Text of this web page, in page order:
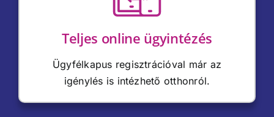
Teljes online ügyintézés
Ügyfélkapus regisztrációval már az
igénylés is intézhető otthonról.